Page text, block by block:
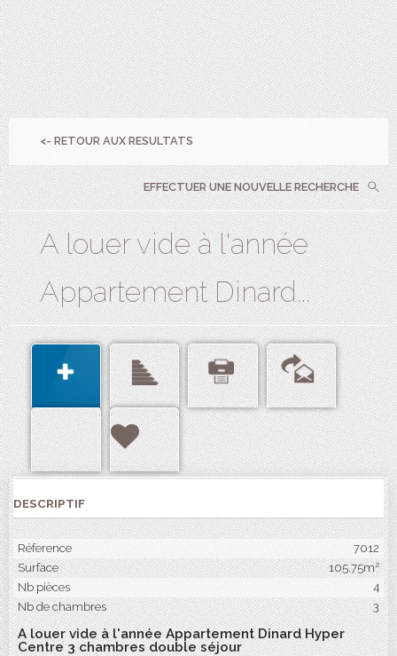
<- RETOUR AUX RESULTATS
EFFECTUER UNE NOUVELLE RECHERCHE
A louer vide à l'année
Appartement Dinard...
DESCRIPTIF
Réference
7012
Surface
105.75m²
Nb pièces
4
Nb de chambres
3
A louer vide à l'année Appartement Dinard Hyper
Centre 3 chambres double séjour